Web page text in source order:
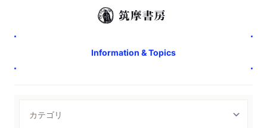
Information & Topics